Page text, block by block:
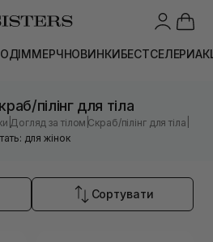
ДІММЕРЧНОВИНКИБЕСТСЕЛЕРИ
пілінг для тіла
|Догляд за тілом |Скраб/пілінг для тіла
для жінок
Сортувати